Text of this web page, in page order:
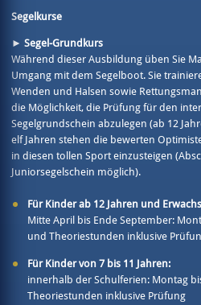
Segelkurse
► Segel-Grundkurs
Während dieser Ausbildung üben Sie
Umgang mit dem Segelboot. Sie
Wenden und Halsen sowie
die Möglichkeit, die Prüfung für den
Segelgrundschein abzulegen (ab 12
elf Jahren stehen die bewerten
in diesen tollen Sport einzusteigen
Juniorsegelschein möglich).
Für Kinder ab 12 Jahren und
Mitte April bis Ende September:
und Theoriestunden inklusive
Für Kinder von 7 bis 11 Jahren:
innerhalb der Schulferien: Montag
Theoriestunden inklusive Prüfung